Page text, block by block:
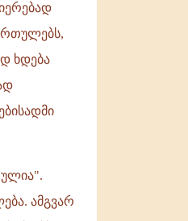
ხდება
ამგვარ